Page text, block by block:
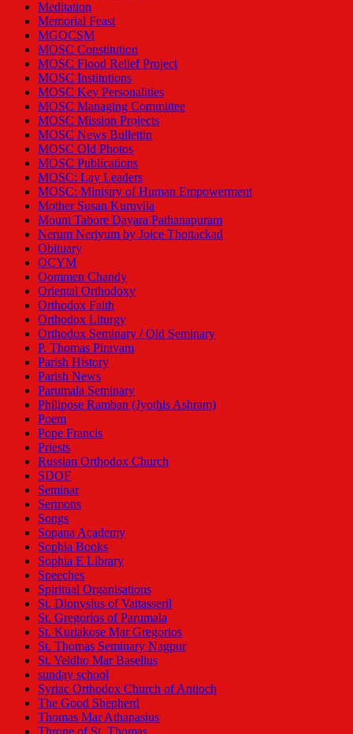
Meditation
Memorial Feast
MGOCSM
MOSC Constitution
MOSC Flood Relief Project
MOSC Institutions
MOSC Key Personalities
MOSC Managing Committee
MOSC Mission Projects
MOSC News Bullettin
MOSC Old Photos
MOSC Publications
MOSC: Lay Leaders
MOSC: Ministry of Human Empowerment
Mother Susan Kuruvila
Mount Tabore Dayara Pathanapuram
Nerum Neriyum by Joice Thottackad
Obituary
OCYM
Oommen Chandy
Oriental Orthodoxy
Orthodox Faith
Orthodox Liturgy
Orthodox Seminary / Old Seminary
P. Thomas Piravam
Parish History
Parish News
Parumala Seminary
Philipose Ramban (Jyothis Ashram)
Poem
Pope Francis
Priests
Russian Orthodox Church
SDOF
Seminar
Sermons
Songs
Sopana Academy
Sophia Books
Sophia E Library
Speeches
Spiritual Organisations
St. Dionysius of Vattasseril
St. Gregorios of Parumala
St. Kuriakose Mar Gregorios
St. Thomas Seminary Nagpur
St. Yeldho Mar Baselius
sunday school
Syriac Orthodox Church of Antioch
The Good Shepherd
Thomas Mar Athanasius
Throne of St. Thomas